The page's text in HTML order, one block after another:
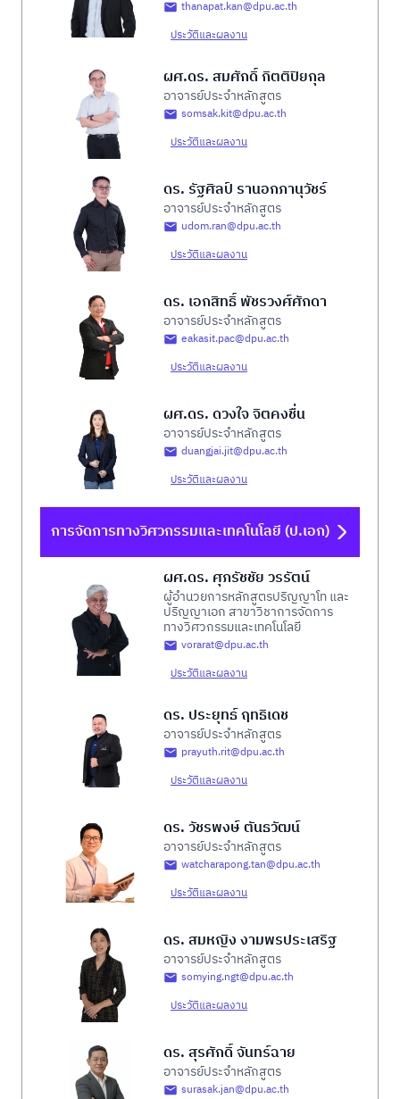
thanapat.kan@dpu.ac.th
ประวัติและผลงาน
ผศ.ดร. สมศักดิ์ กิตติปิยกุล
อาจารย์ประจำหลักสูตร
somsak.kit@dpu.ac.th
ประวัติและผลงาน
ดร. รัฐศิลป์ รานอกภานุวัชร์
อาจารย์ประจำหลักสูตร
udom.ran@dpu.ac.th
ประวัติและผลงาน
ดร. เอกสิทธิ์ พัชรวงศ์ศักดา
อาจารย์ประจำหลักสูตร
eakasit.pac@dpu.ac.th
ประวัติและผลงาน
ผศ.ดร. ดวงใจ จิตคงชื่น
อาจารย์ประจำหลักสูตร
duangjai.jit@dpu.ac.th
ประวัติและผลงาน
การจัดการทางวิศวกรรมและเทคโนโลยี (ป.เอก)
ผศ.ดร. ศุภรัชชัย วรรัตน์
ผู้อำนวยการหลักสูตรปริญญาโท และ
ปริญญาเอก สาขาวิชาการจัดการ
ทางวิศวกรรมและเทคโนโลยี
vorarat@dpu.ac.th
ประวัติและผลงาน
ดร. ประยุทธ์ ฤทธิเดช
อาจารย์ประจำหลักสูตร
prayuth.rit@dpu.ac.th
ประวัติและผลงาน
ดร. วัชรพงษ์ ตันธวัฒน์
อาจารย์ประจำหลักสูตร
watcharapong.tan@dpu.ac.th
ประวัติและผลงาน
ดร. สมหญิง งามพรประเสริฐ
อาจารย์ประจำหลักสูตร
somying.ngt@dpu.ac.th
ประวัติและผลงาน
ดร. สุรศักดิ์ จันทร์ฉาย
อาจารย์ประจำหลักสูตร
surasak.jan@dpu.ac.th